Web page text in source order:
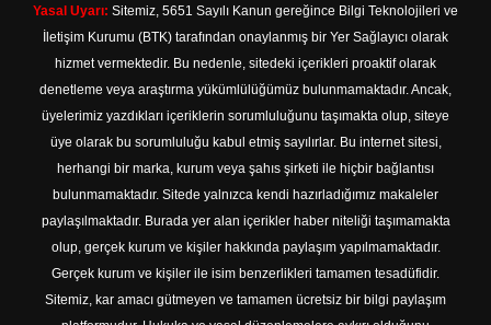
Yasal Uyarı: Sitemiz, 5651 Sayılı Kanun gereğince Bilgi Teknolojileri ve
İletişim Kurumu (BTK) tarafından onaylanmış bir Yer Sağlayıcı olarak
hizmet vermektedir. Bu nedenle, sitedeki içerikleri proaktif olarak
denetleme veya araştırma yükümlülüğümüz bulunmamaktadır. Ancak,
üyelerimiz yazdıkları içeriklerin sorumluluğunu taşımakta olup, siteye
üye olarak bu sorumluluğu kabul etmiş sayılırlar. Bu internet sitesi,
herhangi bir marka, kurum veya şahıs şirketi ile hiçbir bağlantısı
bulunmamaktadır. Sitede yalnızca kendi hazırladığımız makaleler
paylaşılmaktadır. Burada yer alan içerikler haber niteliği taşımamakta
olup, gerçek kurum ve kişiler hakkında paylaşım yapılmamaktadır.
Gerçek kurum ve kişiler ile isim benzerlikleri tamamen tesadüfidir.
Sitemiz, kar amacı gütmeyen ve tamamen ücretsiz bir bilgi paylaşım